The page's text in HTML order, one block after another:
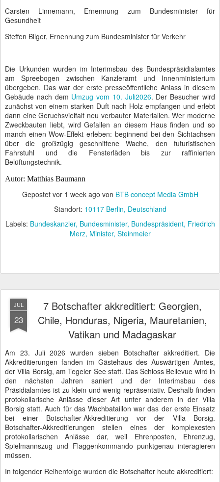
Carsten Linnemann, Ernennung zum Bundesminister für
Gesundheit
Steffen Bilger, Ernennung zum Bundesminister für Verkehr
Die Urkunden wurden im Interimsbau des Bundespräsidialamtes
am Spreebogen zwischen Kanzleramt und Innenministerium
übergeben. Das war der erste presseöffentliche Anlass in diesem
Gebäude nach dem Umzug vom 10. Juli2026. Der Besucher wird
zunächst von einem starken Duft nach Holz empfangen und erlebt
dann eine Geruchsvielfalt neu verbauter Materialien. Wer moderne
Zweckbauten liebt, wird Gefallen an diesem Haus finden und so
manch einen Wow-Effekt erleben: beginnend bei den Sichtachsen
über die großzügig geschnittene Wache, den futuristischen
Fahrstuhl und die Fensterläden bis zur raffinierten
Belüftungstechnik.
Autor: Matthias Baumann
Gepostet vor 1 week ago von BTB concept Media GmbH
Standort: 10117 Berlin, Deutschland
Labels: Bundeskanzler Bundesminister Bundespräsident Friedrich
Merz Minister Steinmeier
JUL
23
7 Botschafter akkreditiert: Georgien,
Chile, Honduras, Nigeria, Mauretanien,
Vatikan und Madagaskar
Am 23. Juli 2026 wurden sieben Botschafter akkreditiert. Die
Akkreditierungen fanden im Gästehaus des Auswärtigen Amtes,
der Villa Borsig, am Tegeler See statt. Das Schloss Bellevue wird in
den nächsten Jahren saniert und der Interimsbau des
Präsidialamtes ist zu klein und wenig repräsentativ. Deshalb finden
protokollarische Anlässe dieser Art unter anderem in der Villa
Borsig statt. Auch für das Wachbataillon war das der erste Einsatz
bei einer Botschafter-Akkreditierung vor der Villa Borsig.
Botschafter-Akkreditierungen stellen eines der komplexesten
protokollarischen Anlässe dar, weil Ehrenposten, Ehrenzug,
Spielmannszug und Flaggenkommando punktgenau interagieren
müssen.
In folgender Reihenfolge wurden die Botschafter heute akkreditiert: